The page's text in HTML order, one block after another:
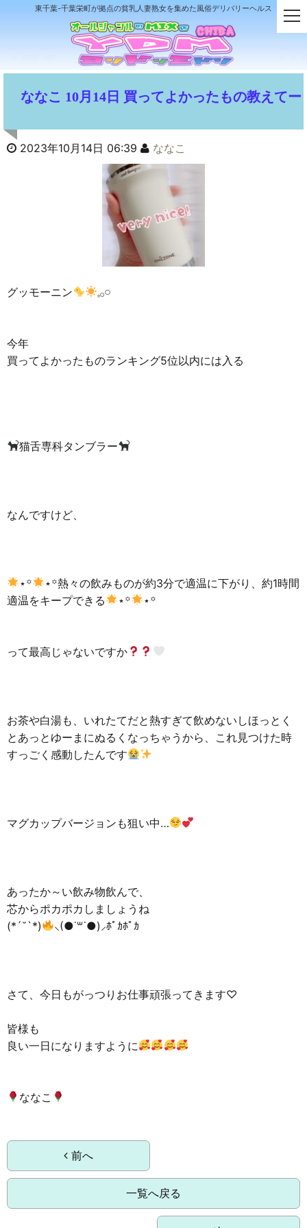
東千葉-千葉栄町が拠点の貧乳人妻熟女を集めた風俗デリバリーヘルス
ななこ 10月14日 買ってよかったもの教えてー
2023年10月14日 06:39 ななこ
グッモーニン 𓈒𓂂𓏸
今年
買ってよかったものランキング5位以内には入る
猫舌専科タンブラー
なんですけど、
⋆꙳
⋆꙳熱々の飲みものが約3分で適温に下がり、約1時間
適温をキープできる
⋆꙳ ⋆꙳
って最高じゃないですか
お茶や白湯も、いれたてだと熱すぎて飲めないしほっとく
とあっとゆーまにぬるくなっちゃうから、これ見つけた時
すっごく感動したんです
マグカップバージョンも狙い中…
あったか～い飲み物飲んで、
芯からポカポカしましょうね
(*´˘`*)
⸜(●˙꒳˙●)⸝ﾎﾟｶﾎﾟｶ
さて、今日もがっつりお仕事頑張ってきます♡
皆様も
良い一日になりますように
ななこ
前へ
一覧へ戻る
t
o
l
v